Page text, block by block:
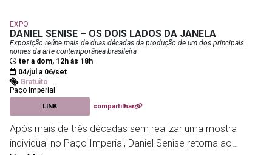
Museu do Amanhã- Praça Mauá
Brasil após o tricampeonato de 1970 e desapareceu após
seu roubo em 1983. Entre arte contemporânea, futebol e
crítica social, a exposição propõe novos olhares sobre um
objeto que ultrapassou o universo esportivo e se tornou
parte do imaginário brasileiro.
MAM- Av. Infante Dom Henrique, 85 - Parque do Flamengo
EXPO
DANIEL SENISE – OS DOIS LADOS DA JANELA
Exposição reúne mais de duas décadas da produção de um dos principais
nomes da arte contemporânea brasileira
ter a dom, 12h às 18h
04/jul a 06/set
Gratuito
Paço Imperial
LINK compartilhar
Após mais de três décadas sem realizar uma mostra
individual no Paço Imperial, Daniel Senise retorna ao